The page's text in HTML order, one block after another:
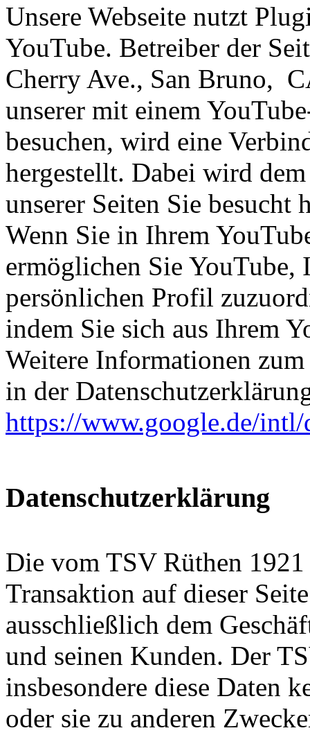
Unsere Webseite nutzt
YouTube. Betreiber der
Cherry Ave., San Bruno,
unserer mit einem
besuchen, wird eine
hergestellt. Dabei wird
unserer Seiten Sie besucht
Wenn Sie in Ihrem
ermöglichen Sie
persönlichen Profil
indem Sie sich aus Ihrem
Weitere Informationen
in der
https://www.google.de/
Datenschutzerklärung
Die vom TSV Rüthen
Transaktion auf dieser
ausschließlich dem
und seinen Kunden. Der
insbesondere diese Daten
oder sie zu anderen